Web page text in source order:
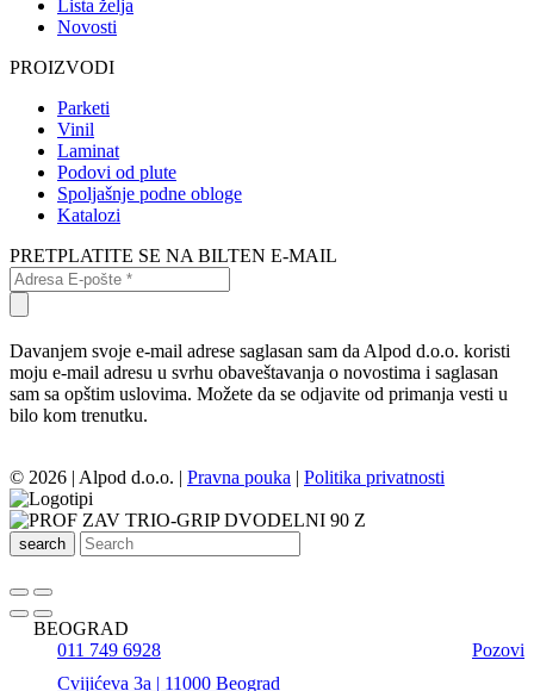
Lista želja
Novosti
PROIZVODI
Parketi
Vinil
Laminat
Podovi od plute
Spoljašnje podne obloge
Katalozi
PRETPLATITE SE NA BILTEN E-MAIL
Davanjem svoje e-mail adrese saglasan sam da Alpod d.o.o. koristi
moju e-mail adresu u svrhu obaveštavanja o novostima i saglasan
sam sa opštim uslovima. Možete da se odjavite od primanja vesti u
bilo kom trenutku.
© 2026 | Alpod d.o.o. | Pravna pouka | Politika privatnosti
search
BEOGRAD
011 749 6928
Pozovi
Cvijićeva 3a | 11000 Beograd